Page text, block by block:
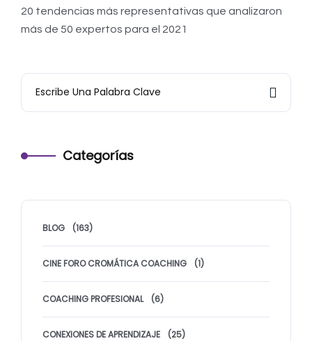
20 tendencias más representativas que analizaron
más de 50 expertos para el 2021
Categorías
BLOG (163)
CINE FORO CROMÁTICA COACHING (1)
COACHING PROFESIONAL (6)
CONEXIONES DE APRENDIZAJE (25)